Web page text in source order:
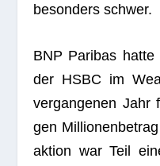
beson­ders schwer.
BNP Pari­bas hatte
der HSBC im
ver­gan­ge­nen Jahr
gen
ak­tion war Teil